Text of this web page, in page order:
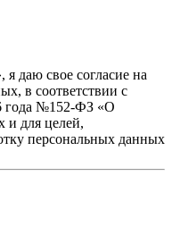
даю свое согласие на
в соответствии с
года №152-ФЗ «О
и для целей,
персональных данных